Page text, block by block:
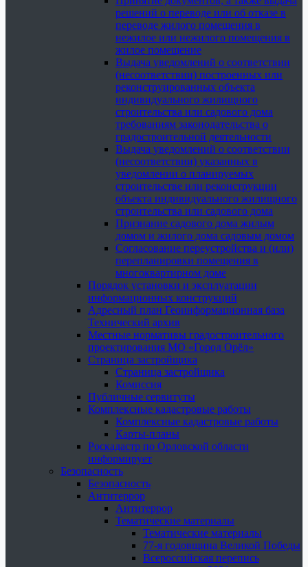
решений о переводе или об отказе в
переводе жилого помещения в
нежилое или нежилого помещения в
жилое помещение
Выдача уведомлений о соответствии
(несоответствии) построенных или
реконструированных объекта
индивидуального жилищного
строительства или садового дома
требованиям законодательства о
градостроительной деятельности
Выдача уведомлений о соответствии
(несоответствии) указанных в
уведомлении о планируемых
строительстве или реконструкции
объекта индивидуального жилищного
строительства или садового дома
Признание садового дома жилым
домом и жилого дома садовым домом
Согласование переустройства и (или)
перепланировки помещения в
многоквартирном доме
Порядок установки и эксплуатации
информационных конструкций
Адресный план Геоинформационная база
Технический архив
Местные нормативы градостроительного
проектирования МО «Город Орёл»
Страница застройщика
Страница застройщика
Комиссия
Публичные сервитуты
Комплексные кадастровые работы
Комплексные кадастровые работы
Карты-планы
Роскадастр по Орловской области
информирует
Безопасность
Безопасность
Антитеррор
Антитеррор
Тематические материалы
Тематические материалы
77-я годовщина Великой Победы
Всероссийская перепись